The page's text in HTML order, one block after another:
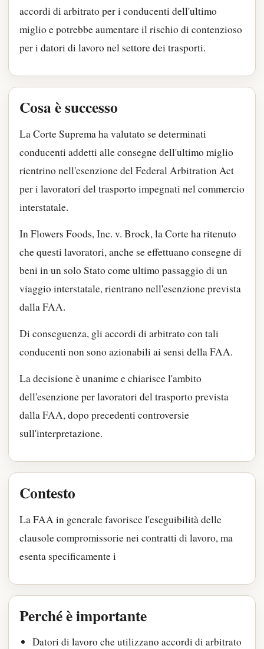
accordi di arbitrato per i conducenti dell'ultimo
miglio e potrebbe aumentare il rischio di contenzioso
per i datori di lavoro nel settore dei trasporti.
Cosa è successo
La Corte Suprema ha valutato se determinati
conducenti addetti alle consegne dell'ultimo miglio
rientrino nell'esenzione del Federal Arbitration Act
per i lavoratori del trasporto impegnati nel commercio
interstatale.
In Flowers Foods, Inc. v. Brock, la Corte ha ritenuto
che questi lavoratori, anche se effettuano consegne di
beni in un solo Stato come ultimo passaggio di un
viaggio interstatale, rientrano nell'esenzione prevista
dalla FAA.
Di conseguenza, gli accordi di arbitrato con tali
conducenti non sono azionabili ai sensi della FAA.
La decisione è unanime e chiarisce l'ambito
dell'esenzione per lavoratori del trasporto prevista
dalla FAA, dopo precedenti controversie
sull'interpretazione.
Contesto
La FAA in generale favorisce l'eseguibilità delle
clausole compromissorie nei contratti di lavoro, ma
esenta specificamente i
Perché è importante
Datori di lavoro che utilizzano accordi di arbitrato